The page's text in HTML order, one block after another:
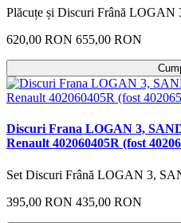
Plăcuțe și Discuri Frână
620,00 RON 655,00 RON
Discuri Frana LOGAN 3,
Renault 402060405R (fost
Set Discuri Frână LOGAN 3,
395,00 RON 435,00 RON